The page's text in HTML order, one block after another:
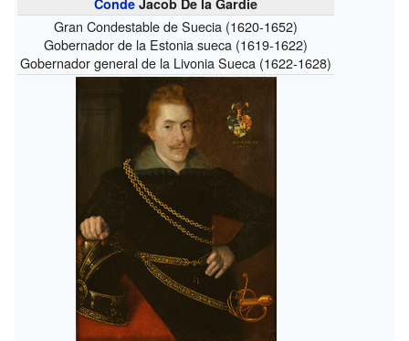
Gran Condestable de Suecia (1620-1652)
Gobernador de la Estonia sueca (1619-1622)
Gobernador general de la Livonia Sueca (1622-1628)